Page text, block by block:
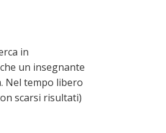
in
un insegnante
Nel tempo libero
scarsi risultati)